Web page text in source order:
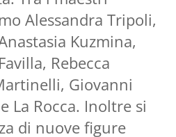
Alessandra Tripoli,
Kuzmina,
Rebecca
Giovanni
La Rocca. Inoltre si
di nuove figure